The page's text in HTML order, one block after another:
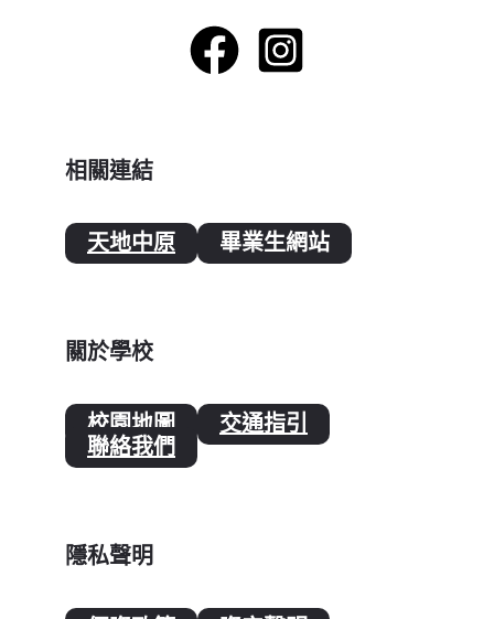
相關連結
天地中原 畢業生網站
關於學校
校園地圖 交通指引
聯絡我們
隱私聲明